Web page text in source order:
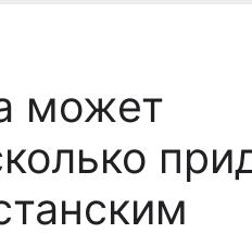
может